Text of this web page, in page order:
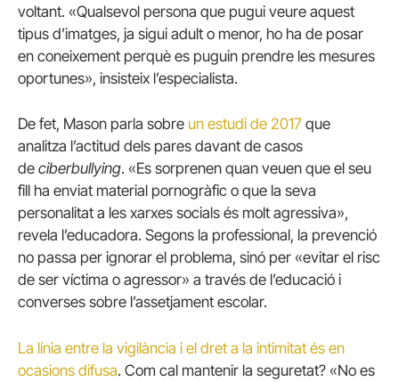
voltant. «Qualsevol persona que pugui veure aquest
tipus d’imatges, ja sigui adult o menor, ho ha de posar
en coneixement perquè es puguin prendre les mesures
oportunes», insisteix l’especialista.
De fet, Mason parla sobre un estudi de 2017 que
analitza l’actitud dels pares davant de casos
de ciberbullying. «Es sorprenen quan veuen que el seu
fill ha enviat material pornogràfic o que la seva
personalitat a les xarxes socials és molt agressiva»,
revela l’educadora. Segons la professional, la prevenció
no passa per ignorar el problema, sinó per «evitar el risc
de ser víctima o agressor» a través de l’educació i
converses sobre l’assetjament escolar.
La línia entre la vigilància i el dret a la intimitat és en
ocasions difusa. Com cal mantenir la seguretat? «No es